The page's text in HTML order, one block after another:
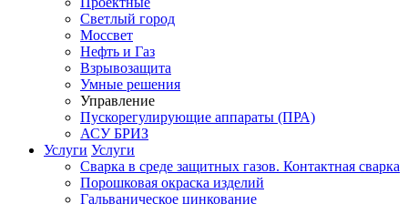
Светлый город
Моссвет
Нефть и Газ
Взрывозащита
Умные решения
Управление
Пускорегулирующие аппараты (ПРА)
АСУ БРИЗ
Услуги Услуги
Сварка в среде защитных газов. Контактная сварка
Порошковая окраска изделий
Гальваническое цинкование